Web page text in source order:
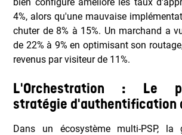
4%, alors qu'une mauvaise
chuter de 8% à 15%. Un marchand a
de 22% à 9% en optimisant son
revenus par visiteur de 11%.
L'Orchestration : Le
stratégie d'authentification
Dans un écosystème multi-PSP, la